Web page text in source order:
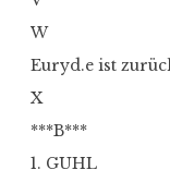
W
Euryd.e ist
X
***B***
1. GUHL